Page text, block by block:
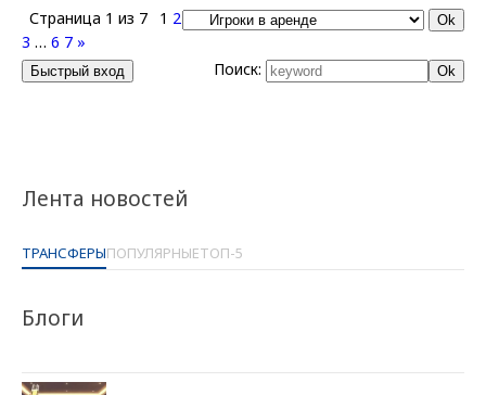
Лента новостей
ТРАНСФЕРЫПОПУЛЯРНЫЕТОП-5
Блоги
Страница 1 из 7 1 2
3 … 6 7 »
Поиск: